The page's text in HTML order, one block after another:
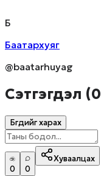
Б
Баатархуяг
@baatarhuyag
Сэтгэгдэл (0
Бүгдийг харах
0 0
Хуваалцах